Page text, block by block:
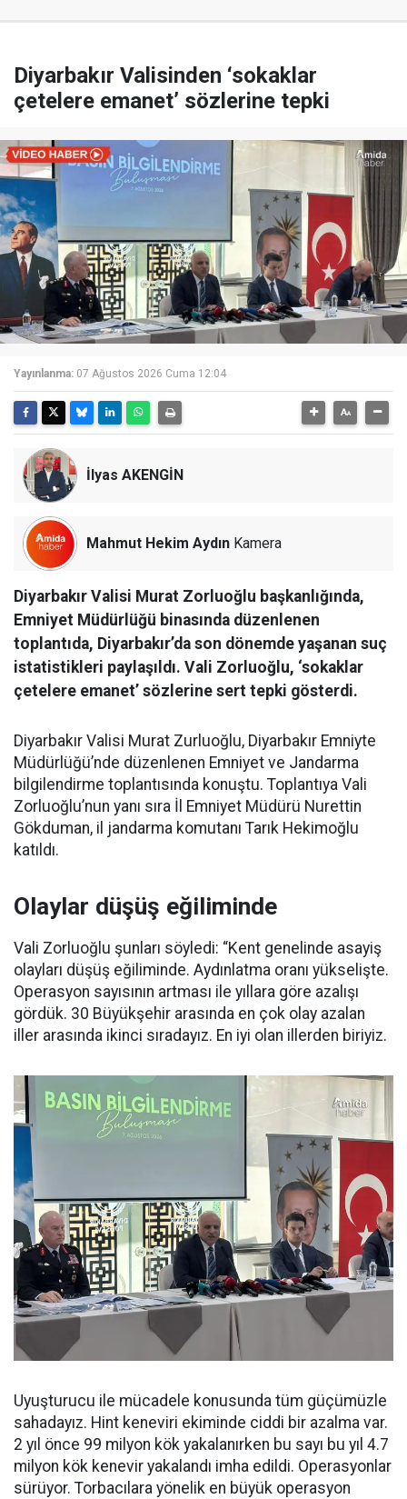
Diyarbakır Valisinden ‘sokaklar
çetelere emanet’ sözlerine tepki
Yayınlanma: 07 Ağustos 2026 Cuma 12:04
İlyas AKENGİN
Mahmut Hekim Aydın Kamera
Diyarbakır Valisi Murat Zorluoğlu başkanlığında,
Emniyet Müdürlüğü binasında düzenlenen
toplantıda, Diyarbakır’da son dönemde yaşanan suç
istatistikleri paylaşıldı. Vali Zorluoğlu, ‘sokaklar
çetelere emanet’ sözlerine sert tepki gösterdi.
Diyarbakır Valisi Murat Zurluoğlu, Diyarbakır Emniyte
Müdürlüğü’nde düzenlenen Emniyet ve Jandarma
bilgilendirme toplantısında konuştu. Toplantıya Vali
Zorluoğlu’nun yanı sıra İl Emniyet Müdürü Nurettin
Gökduman, il jandarma komutanı Tarık Hekimoğlu
katıldı.
Olaylar düşüş eğiliminde
Vali Zorluoğlu şunları söyledi: “Kent genelinde asayiş
olayları düşüş eğiliminde. Aydınlatma oranı yükselişte.
Operasyon sayısının artması ile yıllara göre azalışı
gördük. 30 Büyükşehir arasında en çok olay azalan
iller arasında ikinci sıradayız. En iyi olan illerden biriyiz.
Uyuşturucu ile mücadele konusunda tüm güçümüzle
sahadayız. Hint keneviri ekiminde ciddi bir azalma var.
2 yıl önce 99 milyon kök yakalanırken bu sayı bu yıl 4.7
milyon kök kenevir yakalandı imha edildi. Operasyonlar
sürüyor. Torbacılara yönelik en büyük operasyon